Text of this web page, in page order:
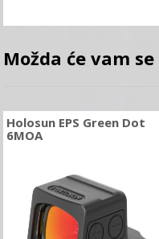
Možda će vam
Holosun EPS Green Dot
6MOA